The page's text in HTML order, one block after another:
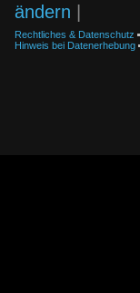
ändern
Rechtliches & Datenschutz
Hinweis bei Datenerhebung